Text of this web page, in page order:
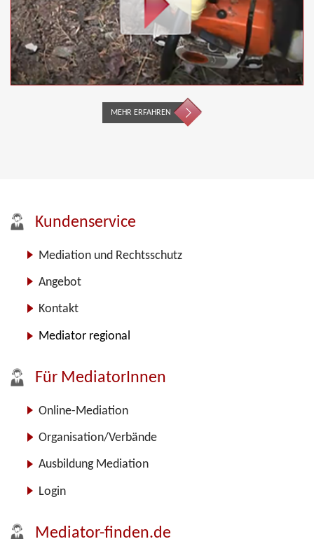
MEHR ERFAHREN
Kundenservice
Mediation und Rechtsschutz
Angebot
Kontakt
Mediator regional
Für MediatorInnen
Online-Mediation
Organisation/Verbände
Ausbildung Mediation
Login
Mediator-finden.de